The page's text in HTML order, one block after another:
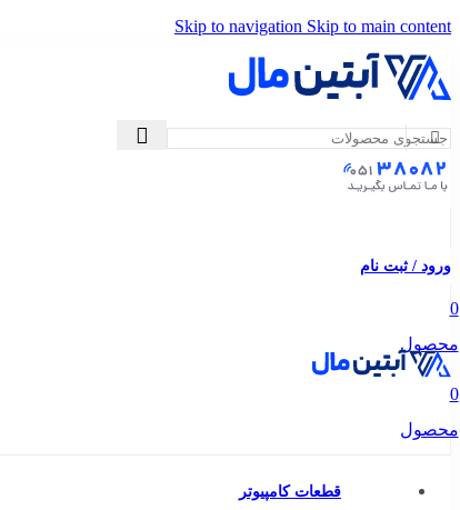
Skip to navigation Skip to main content
ورود / ثبت نام
0
محصول
0
محصول
قطعات کامپیوتر